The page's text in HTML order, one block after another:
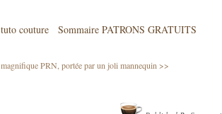
couture
Sommaire PATRONS GRATUITS
PRN, portée par un joli mannequin >>